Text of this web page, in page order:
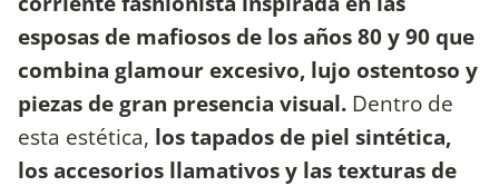
esposas de mafiosos de los años 80 y 90 que
combina glamour excesivo, lujo ostentoso y
piezas de gran presencia visual. Dentro de
esta estética, los tapados de piel sintética,
los accesorios llamativos y las texturas de